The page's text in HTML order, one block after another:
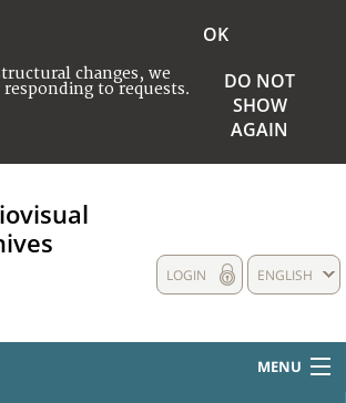
changes, we
to requests.
OK
DO NOT
SHOW
AGAIN
ENGLISH
LOGIN
MENU